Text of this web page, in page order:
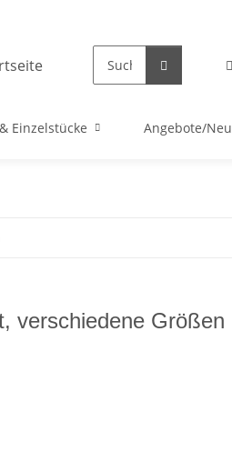
Einzelstücke Angebote/Neu
verschiedene Größen